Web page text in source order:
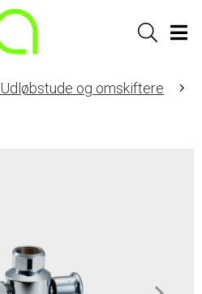
Sök
Udløbstude og omskiftere